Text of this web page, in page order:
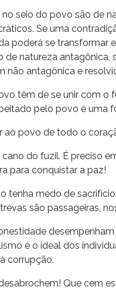
seio do povo são de
Se uma
poderá se transformar
de natureza antagônica,
não antagônica e
têm de se unir com o
pelo povo é uma
ao povo de todo o
do fuzil. É preciso
para conquistar a paz!
tenha medo de
são passageiras,
é o ideal dos
corrupção.
Que cem